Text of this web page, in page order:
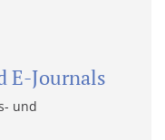
E-Journals
und